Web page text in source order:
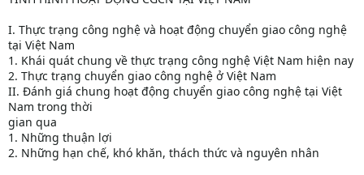
I. Thực trạng công nghệ và hoạt động chuyển giao công nghệ
tại Việt Nam
1. Khái quát chung về thực trạng công nghệ Việt Nam hiện nay
2. Thực trạng chuyển giao công nghệ ở Việt Nam
II. Đánh giá chung hoạt động chuyển giao công nghệ tại Việt
Nam trong thời
gian qua
1. Những thuận lợi
2. Những hạn chế, khó khăn, thách thức và nguyên nhân